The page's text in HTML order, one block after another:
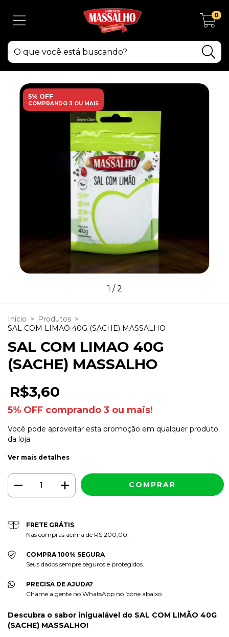
0
5% OFF
COMPRANDO 3 OU MAIS
1 /2
Início > Produtos >
SAL COM LIMAO 40G (SACHE) MASSALHO
SAL COM LIMAO 40G
(SACHE) MASSALHO
R$3,60
5% OFF comprando 3 ou mais!
Você pode aproveitar esta promoção em qualquer produto
da loja.
Ver mais detalhes
FRETE GRÁTIS
Nas compras acima de R$ 200,00.
COMPRA 100% SEGURA
Seus dados sempre seguros e protegidos.
PRECISA DE AJUDA?
Chame a gente no WhatsApp no ícone abaixo.
Descubra o sabor inigualável do SAL COM LIMÃO 40G
(SACHE) MASSALHO!